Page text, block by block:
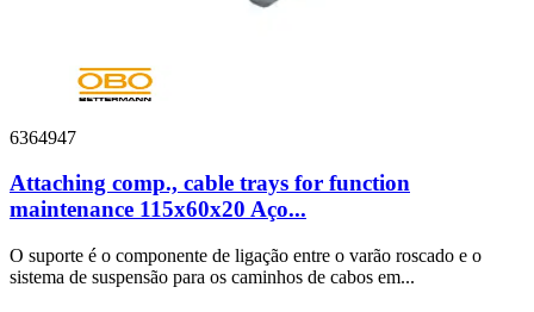
6364947
Attaching comp., cable trays for function
maintenance 115x60x20 Aço...
O suporte é o componente de ligação entre o varão roscado e o
sistema de suspensão para os caminhos de cabos em...